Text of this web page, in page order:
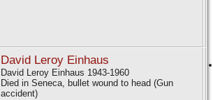
David Leroy Einhaus
David Leroy Einhaus 1943-1960
Died in Seneca, bullet wound to head (Gun
accident)